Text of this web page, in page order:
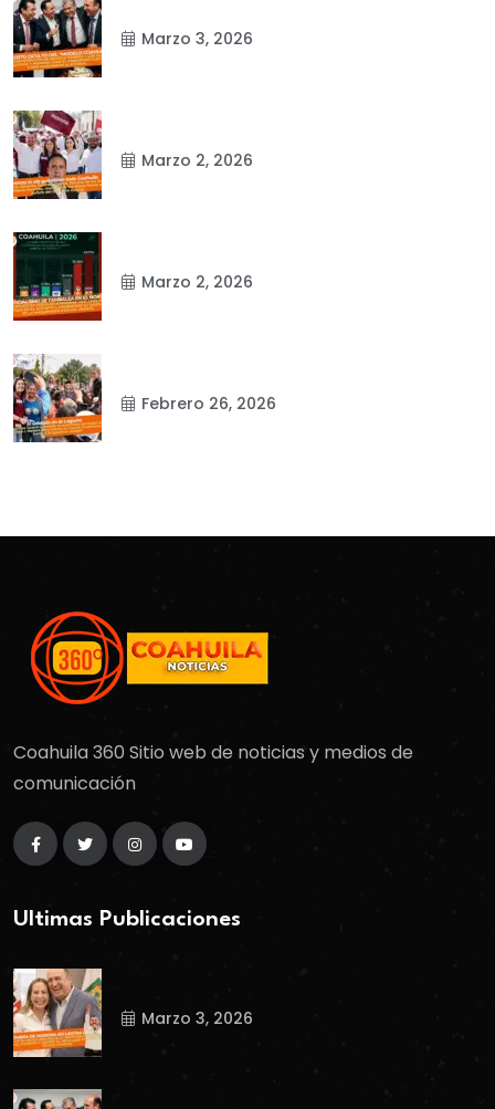
Marzo 3, 2026
Marzo 2, 2026
Marzo 2, 2026
Febrero 26, 2026
Coahuila 360 Sitio web de noticias y medios de
comunicación
Ultimas Publicaciones
Marzo 3, 2026